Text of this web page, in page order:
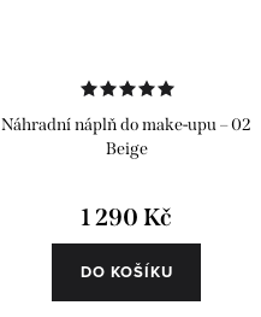
Náhradní náplň do make-upu – 02
Beige
1 290 Kč
DO KOŠÍKU